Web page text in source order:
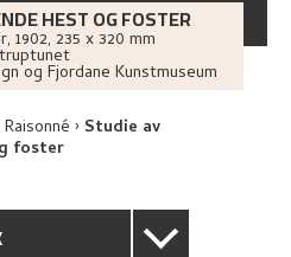
HEST OG FOSTER
, 1902, 235 x 320 mm
og Fjordane Kunstmuseum
Studie av
foster